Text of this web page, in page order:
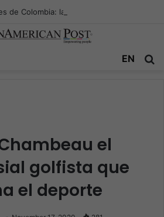
EN
el
golfista que
el deporte